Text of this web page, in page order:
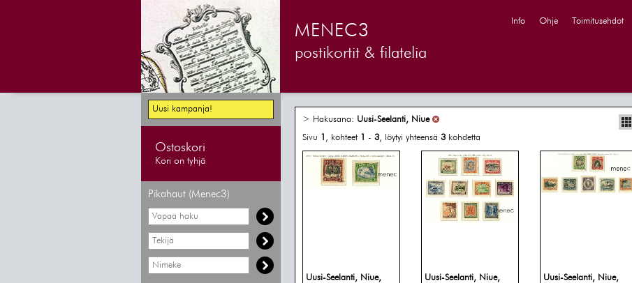
MENEC3
postikortit & filatelia
Info Ohje Toimitusehdot
Uusi kampanja!
Ostoskori
Kori on tyhjä
Pikahaut (Menec3)
> Hakusana: Uusi-Seelanti, Niue
Sivu 1 , kohteet 1 - 3, löytyi yhteensä 3 kohdetta
Uusi-Seelanti, Niue,
Uusi-Seelanti, Niue,
Uusi-Seelanti, Niue,